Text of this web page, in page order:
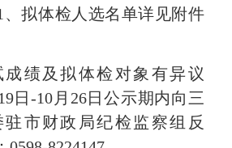
拟体检人选名单详见附件
及拟体检对象有异议
日-10月26日公示期内向三
市财政局纪检监察组反